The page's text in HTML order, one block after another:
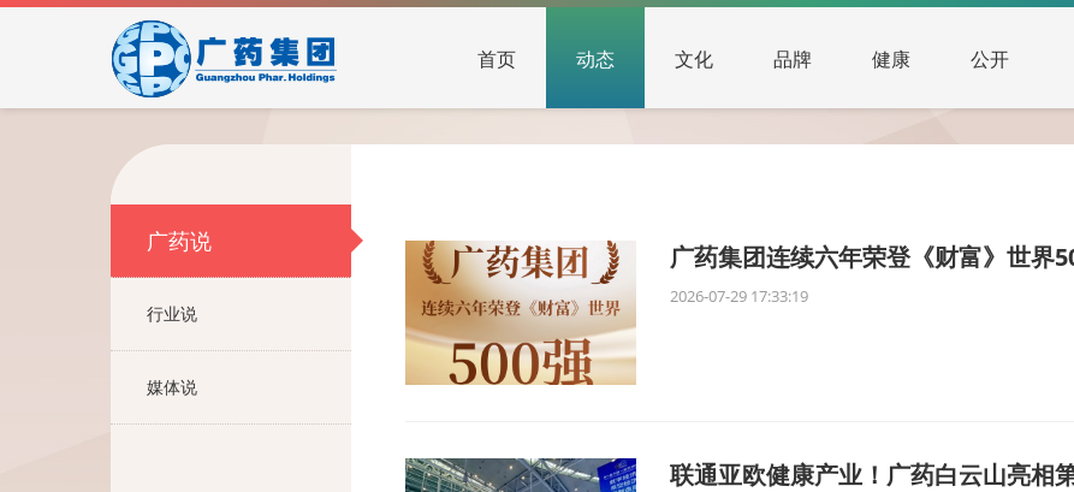
首页 动态 文化 品牌 健康 公开
广药说
行业说
媒体说
广药集团连续六年荣登《财富》世界
2026-07-29 17:33:19
联通亚欧健康产业！广药白云山亮相